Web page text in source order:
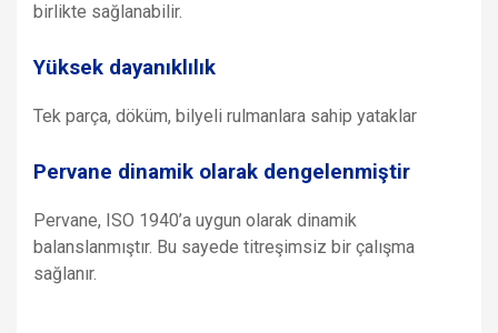
birlikte sağlanabilir.
Yüksek dayanıklılık
Tek parça, döküm, bilyeli rulmanlara sahip yataklar
Pervane dinamik olarak dengelenmiştir
Pervane, ISO 1940’a uygun olarak dinamik
balanslanmıştır. Bu sayede titreşimsiz bir çalışma
sağlanır.